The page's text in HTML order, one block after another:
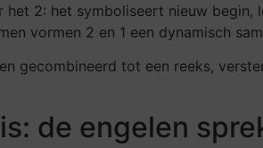
het 2: het symboliseert nieuw
vormen 2 en 1 een dynamisch
gecombineerd tot een reeks,
de engelen